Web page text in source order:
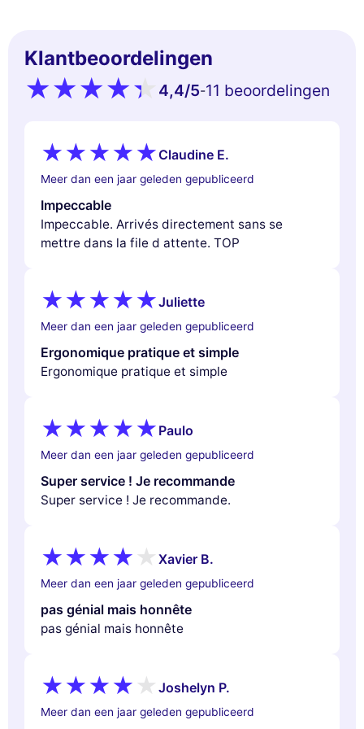
Klantbeoordelingen
4,4/5-11 beoordelingen
Claudine E.
Meer dan een jaar geleden gepubliceerd
Impeccable
Impeccable. Arrivés directement sans se
mettre dans la file d attente. TOP
Juliette
Meer dan een jaar geleden gepubliceerd
Ergonomique pratique et simple
Ergonomique pratique et simple
Paulo
Meer dan een jaar geleden gepubliceerd
Super service ! Je recommande
Super service ! Je recommande.
Xavier B.
Meer dan een jaar geleden gepubliceerd
pas génial mais honnête
pas génial mais honnête
Joshelyn P.
Meer dan een jaar geleden gepubliceerd